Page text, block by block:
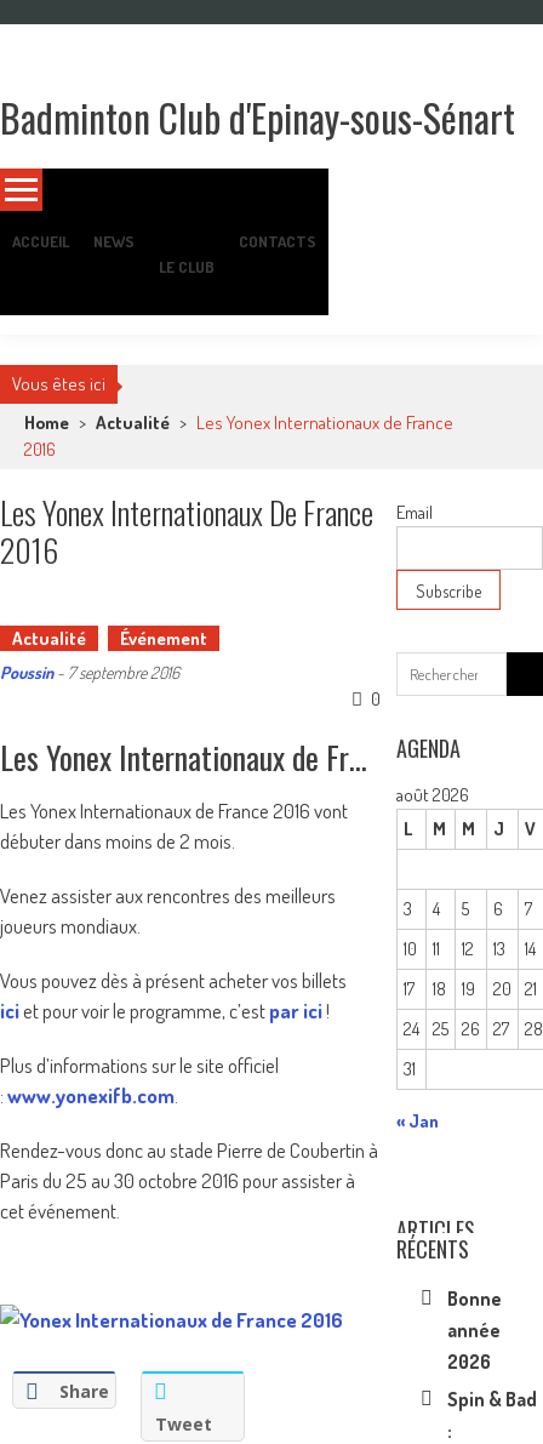
Badminton Club d'Epinay-sous-Sénart
ACCUEIL
NEWS
LE CLUB
CONTACTS
Vous êtes ici
Home > Actualité > Les Yonex Internationaux de France
2016
Les Yonex Internationaux De France
2016
Actualité Événement
Poussin - 7 septembre 2016
0
Les Yonex Internationaux de France 2016
Les Yonex Internationaux de France 2016 vont
débuter dans moins de 2 mois.
Venez assister aux rencontres des meilleurs
joueurs mondiaux.
Vous pouvez dès à présent acheter vos billets
iciet pour voir le programme, c’estpar ici!
Plus d’informations sur le site officiel
:www.yonexifb.com
Rendez-vous donc au stade Pierre de Coubertin à
Paris du 25 au 30 octobre 2016 pour assister à
cet événement.
Share
Tweet
Email
for:
AGENDA
août 2026
L
M M J V
3 4 5 6
7
10
11 12 13
14
17
18 19 20
21
24 25 26 27
28
31
« Jan
ARTICLES
RÉCENTS
Bonne
année
2026
Spin & Bad
: